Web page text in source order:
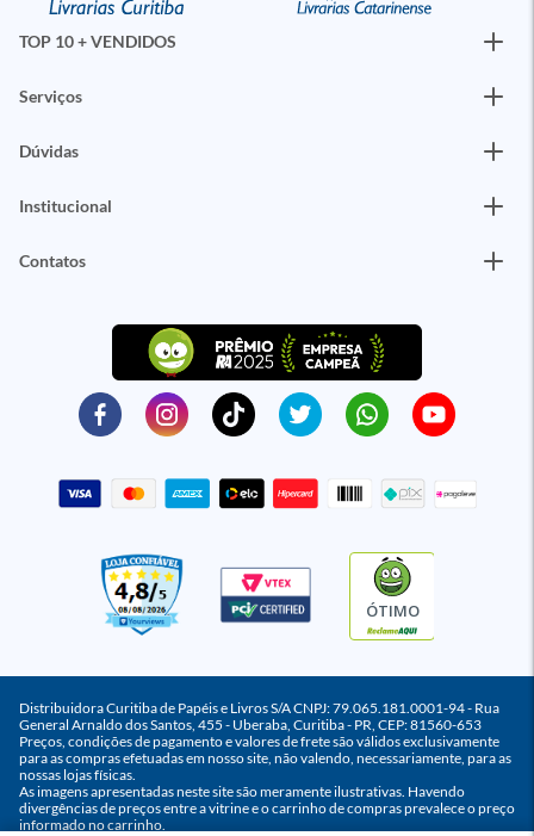
TOP 10 + VENDIDOS
Serviços
Dúvidas
Institucional
Contatos
ÓTIMO
Distribuidora Curitiba de Papéis e Livros S/A CNPJ: 79.065.181.0001-94 - Rua
General Arnaldo dos Santos, 455 - Uberaba, Curitiba - PR, CEP: 81560-653
Preços, condições de pagamento e valores de frete são válidos exclusivamente
para as compras efetuadas em nosso site, não valendo, necessariamente, para as
nossas lojas físicas.
As imagens apresentadas neste site são meramente ilustrativas. Havendo
divergências de preços entre a vitrine e o carrinho de compras prevalece o preço
informado no carrinho.